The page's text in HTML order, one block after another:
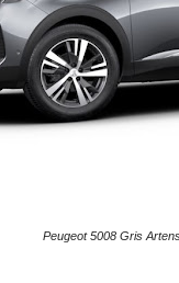
Peugeot 5008 Gris